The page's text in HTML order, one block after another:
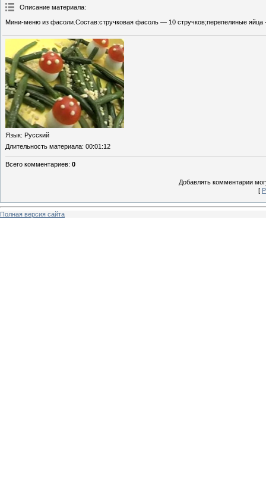
Описание материала:
Мини-меню из фасоли.Состав:стручковая фасоль — 10 стручков;перепелиные
Язык: Русский
Длительность материала: 00:01:12
Всего комментариев: 0
Добавлять комментарии
[
Полная версия сайта